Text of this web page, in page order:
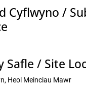
Cyflwyno /
Safle / Site
Heol Meinciau Mawr